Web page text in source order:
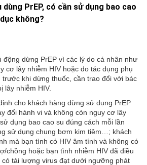
PrEP, có cần sử dụng bao cao
không?
động dừng PrEP vì các lý do cá nhân như
cơ lây nhiễm HIV hoặc do tác dụng phụ
trước khi dừng thuốc, cần trao đổi với bác
lây nhiễm HIV.
cho khách hàng dừng sử dụng PrEP
đổi hành vi và không còn nguy cơ lây
dụng bao cao su đúng cách mỗi lần
sử dụng chung bơm kim tiêm…; khách
mà bạn tình có HIV âm tính và không có
chồng hoặc bạn tình nhiễm HIV đã điều
có tải lượng virus đạt dưới ngưỡng phát